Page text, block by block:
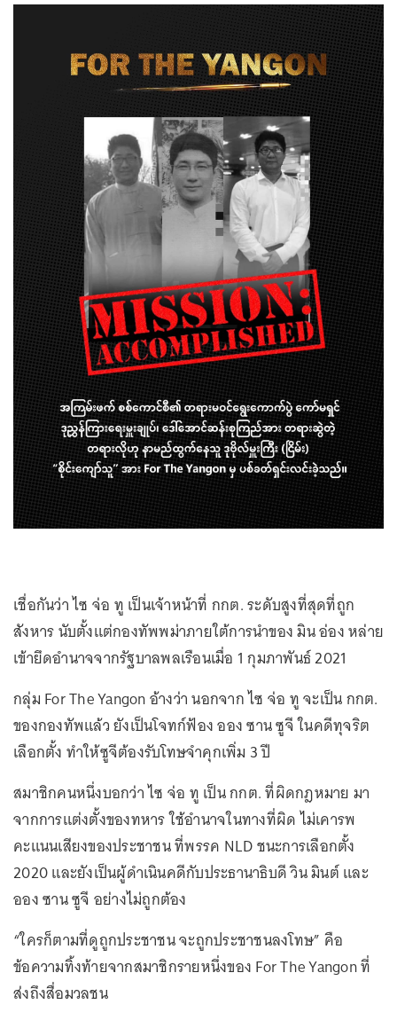
เชื่อกันว่า ไซ จ่อ ทู เป็นเจ้าหน้าที่ กกต. ระดับสูงที่สุดที่ถูก
สังหาร นับตั้งแต่กองทัพพม่าภายใต้การนำของ มิน อ่อง หล่าย
เข้ายึดอำนาจจากรัฐบาลพลเรือนเมื่อ 1 กุมภาพันธ์ 2021
กลุ่ม For The Yangon อ้างว่า นอกจาก ไซ จ่อ ทู จะเป็น กกต.
ของกองทัพแล้ว ยังเป็นโจทก์ฟ้อง ออง ซาน ซูจี ในคดีทุจริต
เลือกตั้ง ทำให้ซูจีต้องรับโทษจำคุกเพิ่ม 3 ปี
สมาชิกคนหนึ่งบอกว่า ไซ จ่อ ทู เป็น กกต. ที่ผิดกฎหมาย มา
จากการแต่งตั้งของทหาร ใช้อำนาจในทางที่ผิด ไม่เคารพ
คะแนนเสียงของประชาชน ที่พรรค NLD ชนะการเลือกตั้ง
2020 และยังเป็นผู้ดำเนินคดีกับประธานาธิบดี วิน มินต์ และ
ออง ซาน ซูจี อย่างไม่ถูกต้อง
“ใครก็ตามที่ดูถูกประชาชน จะถูกประชาชนลงโทษ” คือ
ข้อความทิ้งท้ายจากสมาชิกรายหนึ่งของ For The Yangon ที่
ส่งถึงสื่อมวลชน